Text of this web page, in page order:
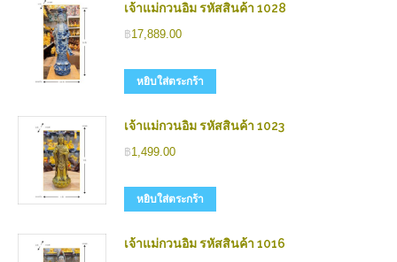
เจ้าแม่กวนอิม รหัสสินค้า 1028
฿17,889.00
หยิบใส่ตระกร้า
เจ้าแม่กวนอิม รหัสสินค้า 1023
฿1,499.00
หยิบใส่ตระกร้า
เจ้าแม่กวนอิม รหัสสินค้า 1016